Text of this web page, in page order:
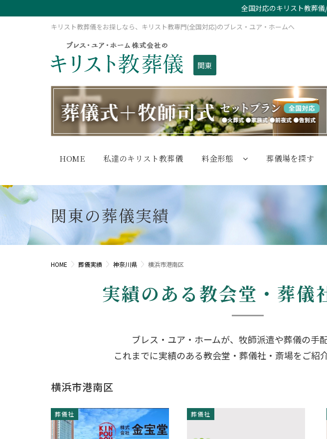
全国対応のキリスト教葬
キリスト教葬儀をお探しなら、キリスト教専門(全国対応)のブレス・ユア・ホームへ
関東
HOME 私達のキリスト教葬儀 料金形態 葬儀場を探す
関東の葬儀実績
HOME 葬儀実績 神奈川県 横浜市港南区
実績のある教会堂・葬儀
ブレス・ユア・ホームが、牧師派遣や葬儀の手
これまでに実績のある教会堂・葬儀社・斎場をご紹
横浜市港南区
葬儀社 葬儀社